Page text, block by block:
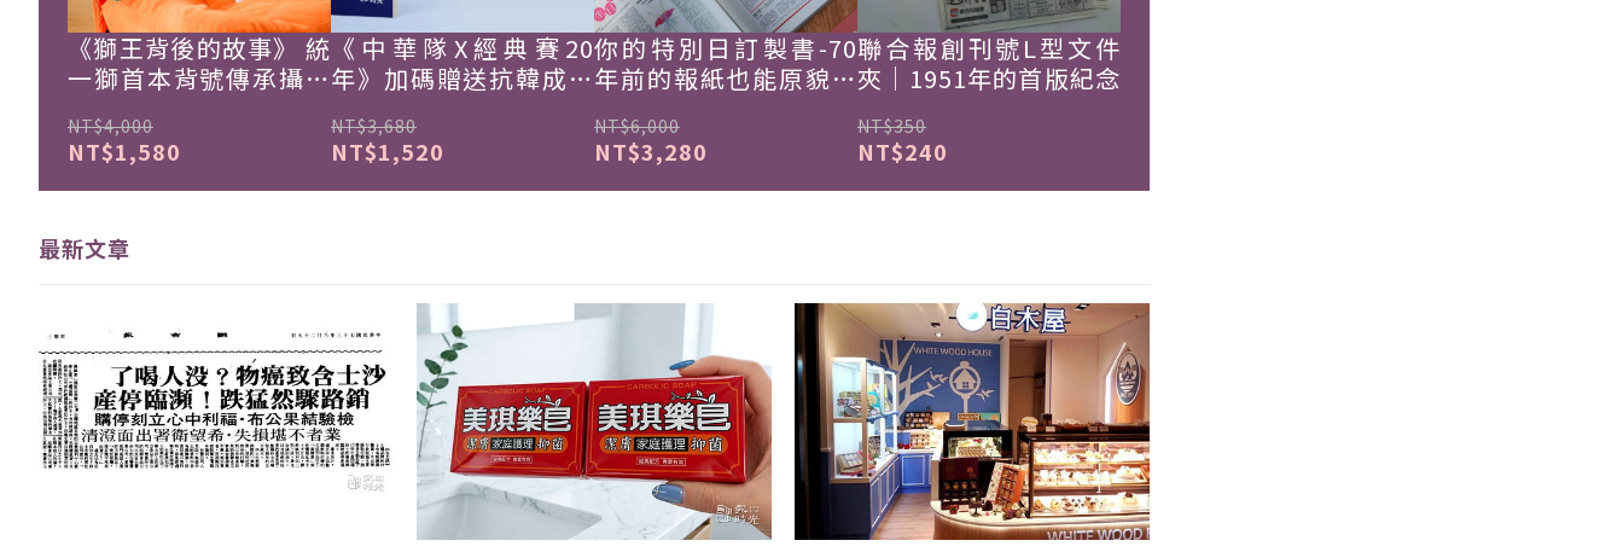
《獅王背後的故事》 統
一獅首本背號傳承攝影
NT$4,000
NT$1,580
《中華隊X經典賽20
年》加碼贈送抗韓成功
NT$3,680
NT$1,520
你的特別日訂製書-70
年前的報紙也能原貌重
NT$6,000
NT$3,280
聯合報創刊號L型文件
夾｜1951年的首版紀念
NT$350
NT$240
最新文章